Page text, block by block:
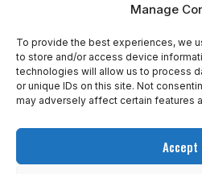
Manage
To provide the best experiences, we
to store and/or access device
technologies will allow us to process
or unique IDs on this site. Not
may adversely affect certain features
Accept
NOTÍCIAS
LANÇADO RECENTEMENTE,